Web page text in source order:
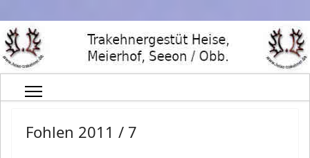
Fohlen 2011 / 7